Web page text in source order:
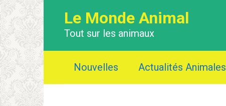
Le Monde Animal
Tout sur les animaux
Nouvelles Actualités Animales